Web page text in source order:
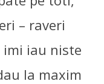
– raveri
imi iau niste
la maxim